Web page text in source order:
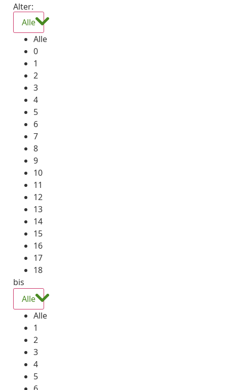
Alter:
Alle
Alle
0
1
2
3
4
5
6
7
8
9
10
11
12
13
14
15
16
17
18
bis
Alle
Alle
1
2
3
4
5